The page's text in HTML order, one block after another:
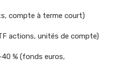
compte à terme court)
actions, unités de compte)
% (fonds euros,